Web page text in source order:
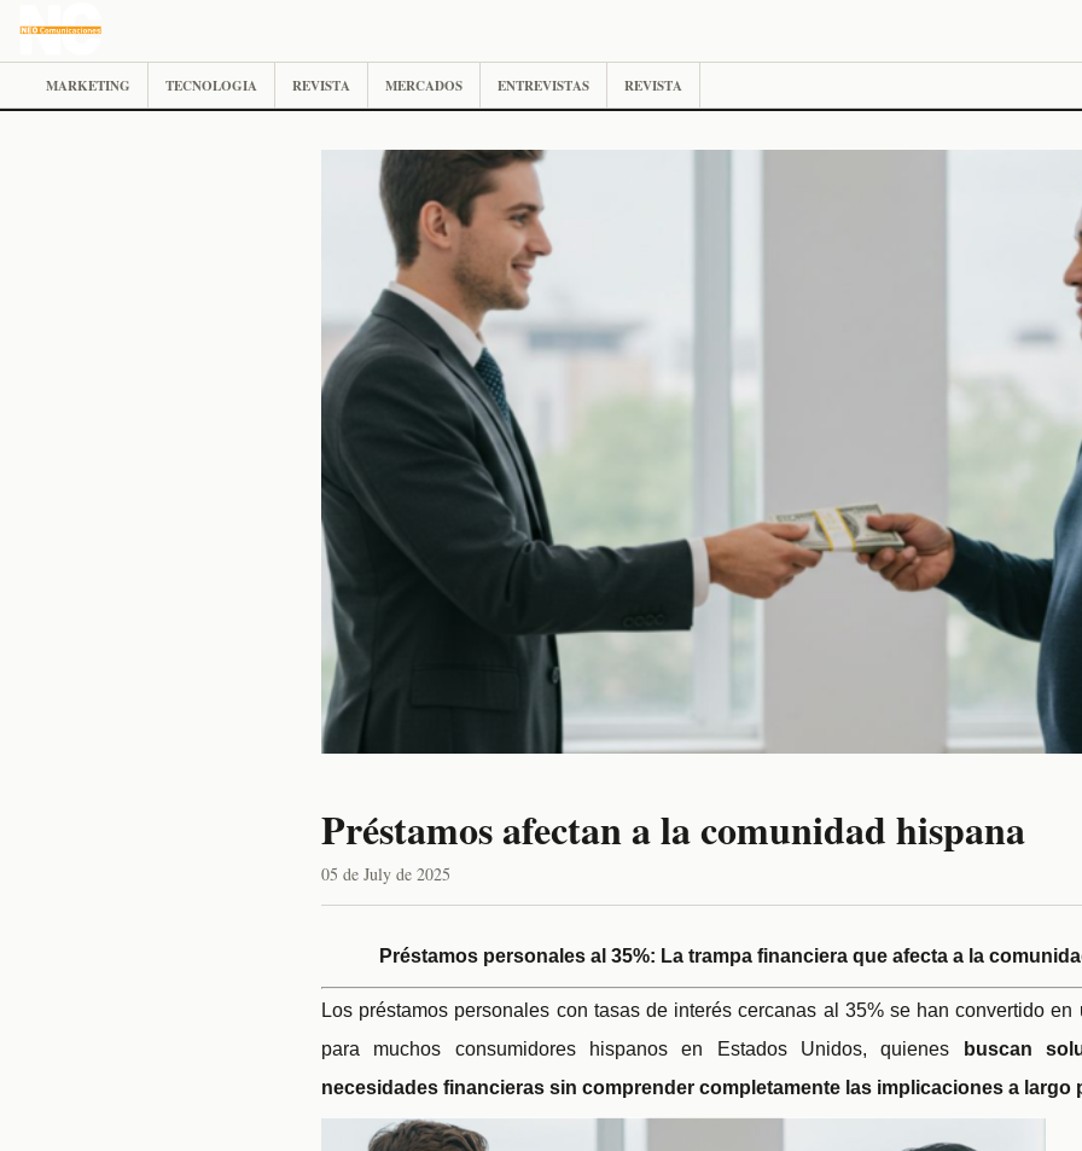
MARKETING TECNOLOGIA REVISTA MERCADOS ENTREVISTAS REVISTA
Préstamos afectan a la comunidad hispana
05 de July de 2025
Préstamos personales al 35%: La trampa financiera que afecta a la
Los préstamos personales con tasas de interés cercanas al 35% se han convertido en
para muchos consumidores hispanos en Estados Unidos, quienes
buscan
necesidades financieras sin comprender completamente las implicaciones a largo